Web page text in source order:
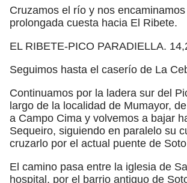
Cruzamos el río y nos
prolongada cuesta hacia El Ribete.
EL RIBETE-PICO PARADIELLA.
Seguimos hasta el caserío de La
Continuamos por la ladera sur del
largo de la localidad de Mumayor,
a Campo Cima y volvemos a bajar
Sequeiro, siguiendo en paralelo su
cruzarlo por el actual puente de
El camino pasa entre la iglesia de
hospital, por el barrio antiguo de